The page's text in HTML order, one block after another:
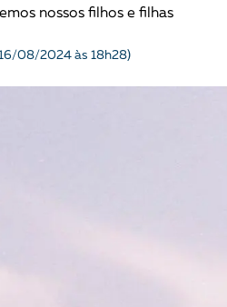
Mobilização e articulação
nossos filhos e filhas
08/2024 às 18h28)